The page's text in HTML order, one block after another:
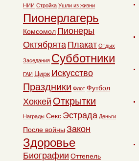
НИИ Стройка Ушли из жизни
Пионерлагерь
Комсомол Пионеры
Октябрята Плакат Отдых
Заседания Субботники
ГАИ Цирк Искусство
Праздники Флот Футбол
Хоккей Открытки
Награды Секс Эстрада Деньги
После войны Закон
Здоровье
Биографии Оттепель